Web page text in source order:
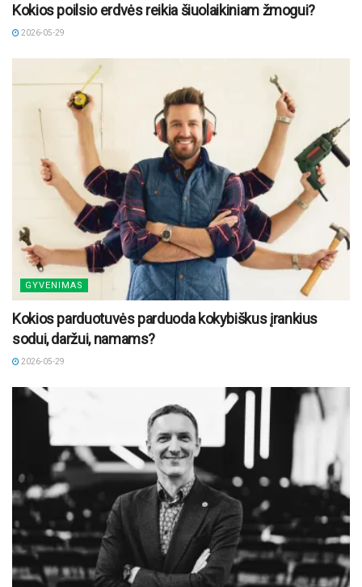
Kokios poilsio erdvės reikia šiuolaikiniam žmogui?
2026-05-29
GYVENIMAS
Kokios parduotuvės parduoda kokybiškus įrankius
sodui, daržui, namams?
2026-05-29